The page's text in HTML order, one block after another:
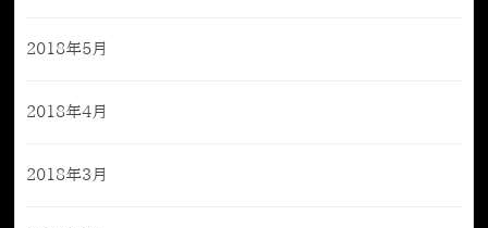
2018年5月
2018年4月
2018年3月